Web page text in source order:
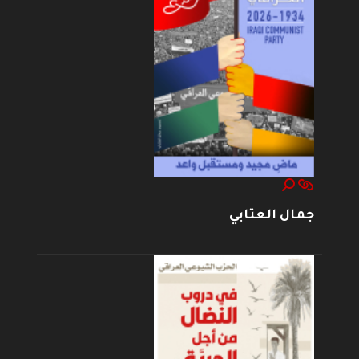
جمال العتابي